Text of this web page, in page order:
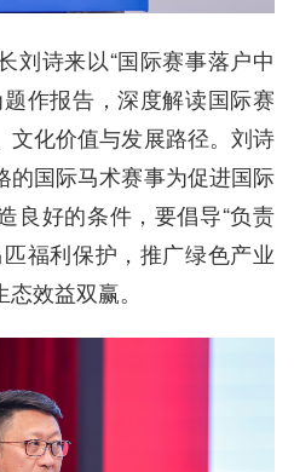
刘诗来以“国际赛事落户中
作报告，深度解读国际赛
文化价值与发展路径。刘诗
的国际马术赛事为促进国际
良好的条件，要倡导“负责
福利保护，推广绿色产业
效益双赢。